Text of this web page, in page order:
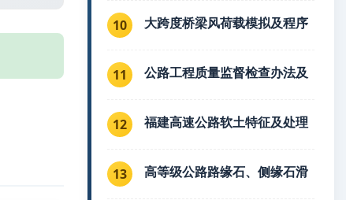
10 大跨度桥梁风荷载模拟及程序
11 公路工程质量监督检查办法及
12 福建高速公路软土特征及处理
13 高等级公路路缘石、侧缘石滑